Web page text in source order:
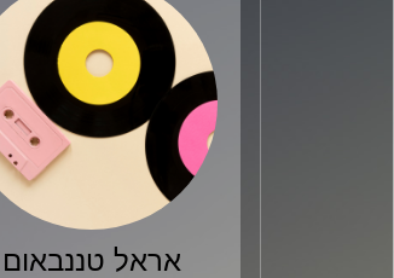
אראל טננבאום